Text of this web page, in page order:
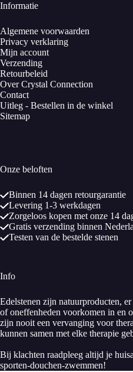
Informatie
Algemene voorwaarden
Privacy verklaring
Mijn account
Verzending
Retourbeleid
Over Crystal Connection
Contact
Uitleg - Bestellen in de winkel
Sitemap
Onze beloften
Binnen 14 dagen retourgarantie
Levering 1-3 werkdagen
Zorgeloos kopen met onze 14
Gratis verzending binnen
Testen van de bestelde stenen
Info
Edelstenen zijn natuurproducten,
of oneffenheden voorkomen in en
zijn nooit een vervanging voor
kunnen samen met elke therapie
Bij klachten raadpleeg altijd je
sporten-douchen-zwemmen!